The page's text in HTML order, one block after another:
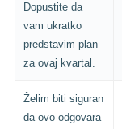
Dopustite da
vam ukratko
predstavim plan
za ovaj kvartal.
Želim biti siguran
da ovo odgovara